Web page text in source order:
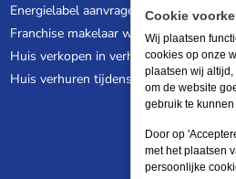
Energielabel aanvragen
Franchise makelaar worden
Huis verkopen in verhuurde staat
Huis verhuren tijdens een wereldreis
Cookie
Wij plaatsen
cookies op onze
plaatsen wij
om de website
gebruik te
Door op
met het plaatsen
persoonlijke